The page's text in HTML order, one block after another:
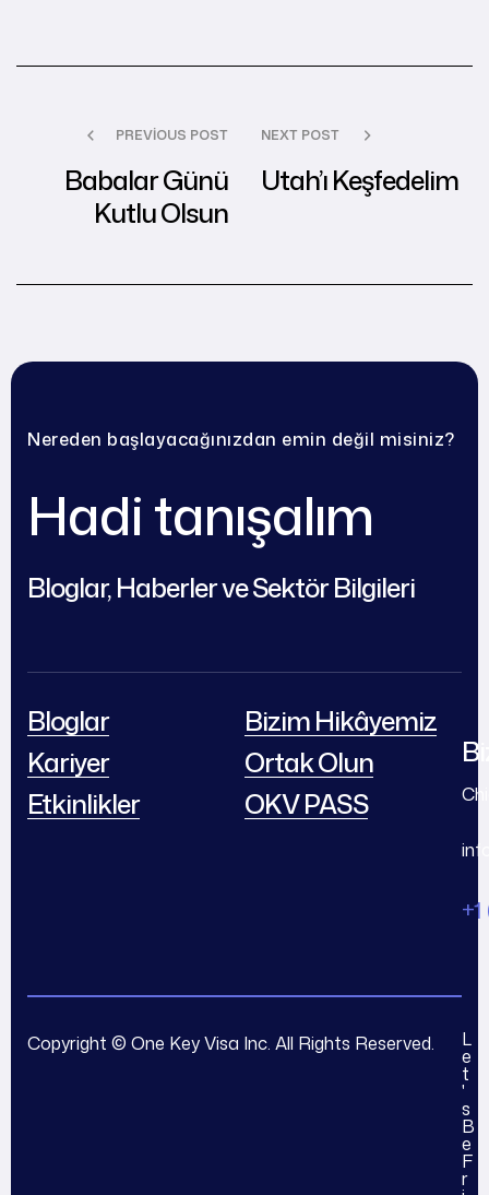
PREVIOUS POST
Babalar Günü
Kutlu Olsun
NEXT POST
Utah’ı Keşfedelim
Nereden başlayacağınızdan emin değil misiniz?
Hadi tanışalım
Bloglar, Haberler ve Sektör Bilgileri
Bloglar
Kariyer
Etkinlikler
Bizim Hikâyemiz
Ortak Olun
OKV PASS
Copyright © One Key Visa Inc. All Rights Reserved. L
e
t
'
s
B
e
F
r